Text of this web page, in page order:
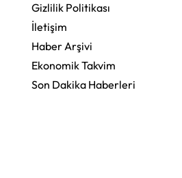
Gizlilik Politikası
İletişim
Haber Arşivi
Ekonomik Takvim
Son Dakika Haberleri